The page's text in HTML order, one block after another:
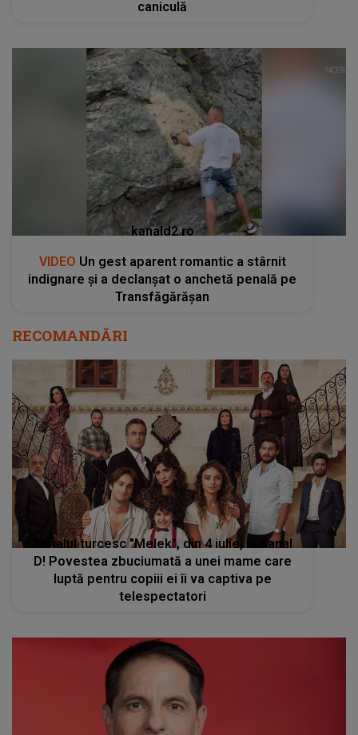
caniculă
kanald2.ro
VIDEO Un gest aparent romantic a stârnit
indignare și a declanșat o anchetă penală pe
Transfăgărășan
RECOMANDĂRI
Serialul turcesc "Melek", din 4 iulie, la Kanal
D! Povestea zbuciumată a unei mame care
luptă pentru copiii ei îi va captiva pe
telespectatori